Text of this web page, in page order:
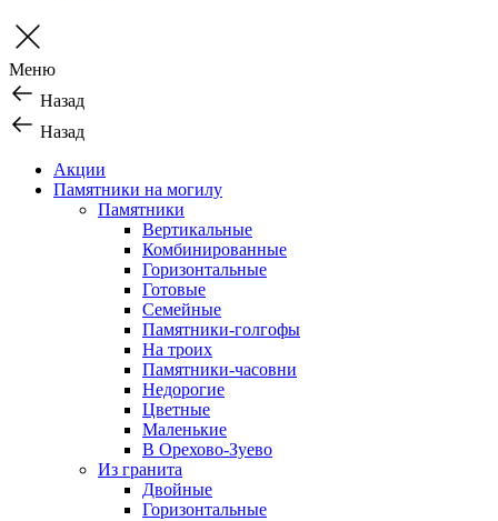
Меню
Назад
Назад
Акции
Памятники на могилу
Памятники
Вертикальные
Комбинированные
Горизонтальные
Готовые
Семейные
Памятники-голгофы
На троих
Памятники-часовни
Недорогие
Цветные
Маленькие
В Орехово-Зуево
Из гранита
Двойные
Горизонтальные